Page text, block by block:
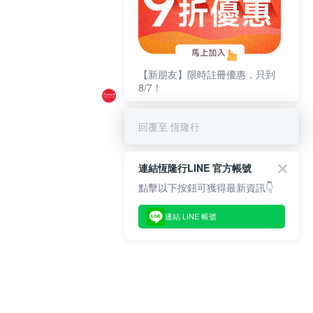
【新朋友】限時註冊優惠，只到
8/7！
回覆至 恆隆行
連結恆隆行LINE 官方帳號
點擊以下按鈕可獲得最新資訊👇
連結 LINE 帳號